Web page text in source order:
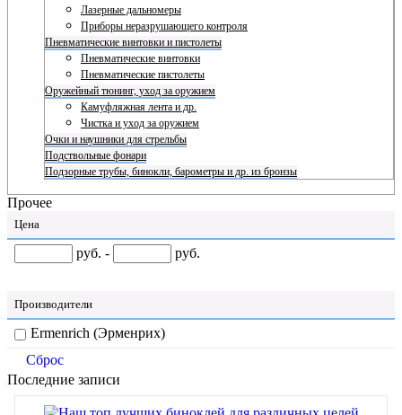
Лазерные дальномеры
Приборы неразрушающего контроля
Пневматические винтовки и пистолеты
Пневматические винтовки
Пневматические пистолеты
Оружейный тюнинг, уход за оружием
Камуфляжная лента и др.
Чистка и уход за оружием
Очки и наушники для стрельбы
Подствольные фонари
Подзорные трубы, бинокли, барометры и др. из бронзы
Прочее
Цена
руб. - руб.
Производители
Ermenrich (Эрменрих)
Сброс
Последние записи